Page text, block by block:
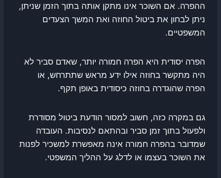
ההפרה. אם השוכר אינו מתקן אותה בתוך הזמן שניתן,
ניתן לבחון את ביטול החוזה ואת המשך הצעדים
המשפטיים.
הפרה יסודית היא הפרה חמורה יותר, שאדם סביר לא
היה מתקשר בחוזה אילו ידע מראש שתתרחש, או
הפרה שהוגדרה בחוזה כיסודית באופן תקף.
גם במקרה כזה, חשוב למסור הודעת ביטול מסודרת
ולפעול בתוך זמן סביר ובהתאם לנסיבות. העובדה
שמדובר בהפרה חמורה אינה מאפשרת למשכיר לפנות
את השוכר בעצמו או לדלג על ההליך המשפטי.